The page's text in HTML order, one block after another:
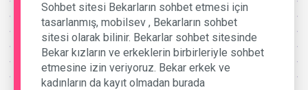
Sohbet sitesi Bekarların sohbet etmesi için
tasarlanmış, mobilsev , Bekarların sohbet
sitesi olarak bilinir. Bekarlar sohbet sitesinde
Bekar kızların ve erkeklerin birbirleriyle sohbet
etmesine izin veriyoruz. Bekar erkek ve
kadınların da kayıt olmadan burada